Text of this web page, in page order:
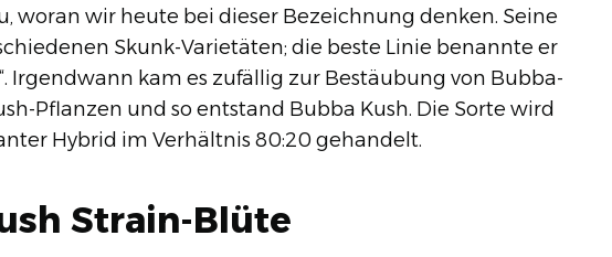
woran wir heute bei dieser Bezeichnung denken. Seine
Skunk-Varietäten; die beste Linie benannte er
Irgendwann kam es zufällig zur Bestäubung von Bubba-
Pflanzen und so entstand Bubba Kush. Die Sorte wird
Hybrid im Verhältnis 80:20 gehandelt.
Strain-Blüte